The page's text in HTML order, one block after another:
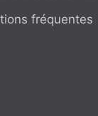
fréquentes